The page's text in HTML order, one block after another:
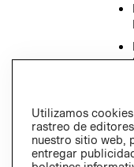
Utilizamos
rastreo de
nuestro sitio web,
entregar